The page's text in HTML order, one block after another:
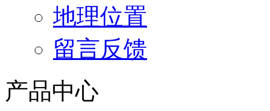
地理位置
留言反馈
产品中心